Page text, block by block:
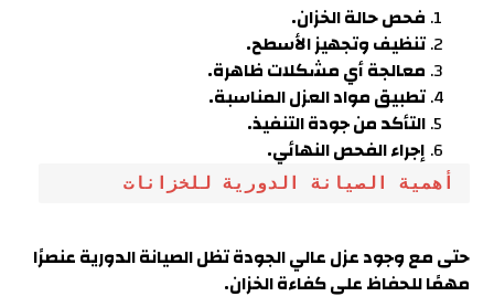
فحص حالة الخزان.
تنظيف وتجهيز الأسطح.
معالجة أي مشكلات ظاهرة.
تطبيق مواد العزل المناسبة.
التأكد من جودة التنفيذ.
إجراء الفحص النهائي.
أهمية الصيانة الدورية للخزانات
حتى مع وجود عزل عالي الجودة تظل الصيانة الدورية عنصرًا
مهمًا للحفاظ على كفاءة الخزان.